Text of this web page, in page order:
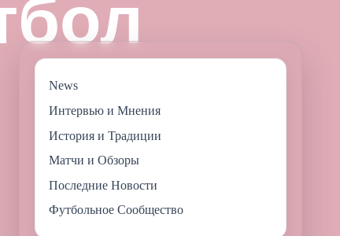
News
Интервью и Мнения
История и Традиции
Матчи и Обзоры
Последние Новости
Футбольное Сообщество